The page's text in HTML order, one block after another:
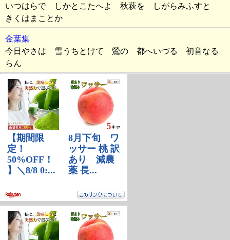
いつはらで しかとこたへよ 秋萩を しがらみふすと
きくはまことか
金葉集
今日やさは 雪うちとけて 鶯の 都へいづる 初音なる
らん